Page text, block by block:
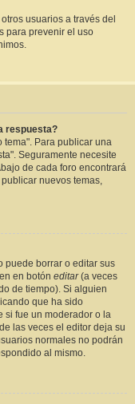
usuarios a través del
para prevenir el uso
respuesta?
tema". Para publicar una
Seguramente necesite
de cada foro encontrará
nuevos temas,
puede borrar o editar sus
en botón editar(a veces
de tiempo). Si alguien
que ha sido
si fue un moderador o la
las veces el editor deja su
normales no podrán
al mismo.